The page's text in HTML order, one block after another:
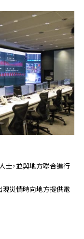
士，並與地方聯合進行
現災情時向地方提供電